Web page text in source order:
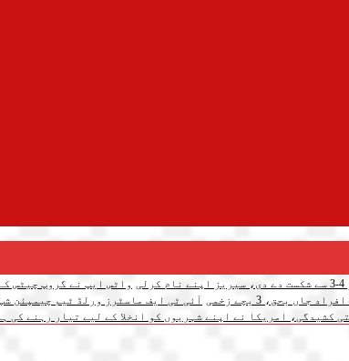
واٹس ایپ نے گروپ چیٹس کے لیے 3 نئے فیچرز
آئی ٹی ایف ماسٹرز ورلڈ ٹیم چیمپئن شپ: پاکستان
کشیدگی، امریکا نے اپنے شہریوں کو انخلا کے لیے تیار رہنے کی